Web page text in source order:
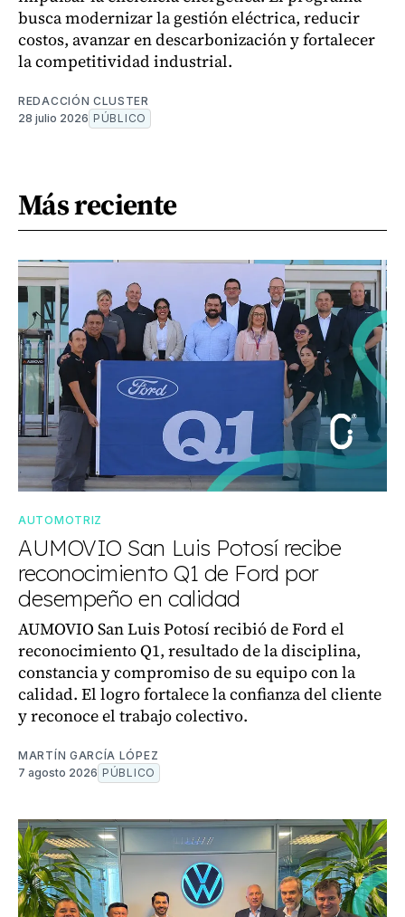
busca modernizar la gestión eléctrica, reducir
costos, avanzar en descarbonización y fortalecer
la competitividad industrial.
REDACCIÓN CLUSTER
28 julio 2026 PÚBLICO
Más reciente
AUTOMOTRIZ
AUMOVIO San Luis Potosí recibe
reconocimiento Q1 de Ford por
desempeño en calidad
AUMOVIO San Luis Potosí recibió de Ford el
reconocimiento Q1, resultado de la disciplina,
constancia y compromiso de su equipo con la
calidad. El logro fortalece la confianza del cliente
y reconoce el trabajo colectivo.
MARTÍN GARCÍA LÓPEZ
7 agosto 2026 PÚBLICO